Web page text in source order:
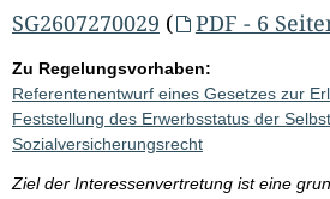
SG2607270029 ( PDF - 6
Zu Regelungsvorhaben:
Referentenentwurf eines Gesetzes zur
Feststellung des Erwerbsstatus der
Sozialversicherungsrecht
Ziel der Interessenvertretung ist eine